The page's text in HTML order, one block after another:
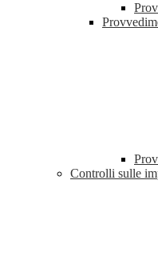
Controlli sulle